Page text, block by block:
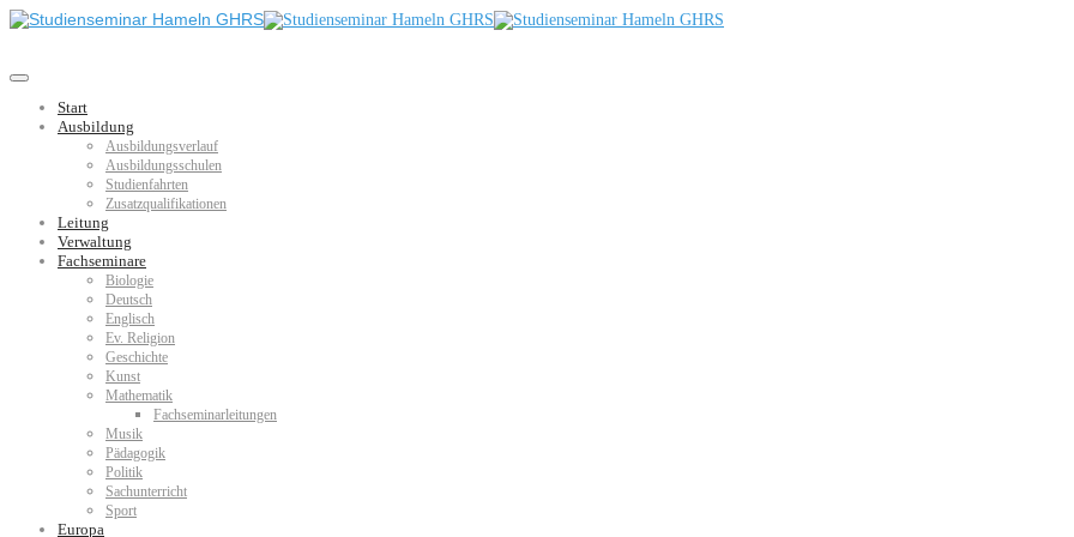
Start
Ausbildung
Ausbildungsverlauf
Ausbildungsschulen
Studienfahrten
Zusatzqualifikationen
Leitung
Verwaltung
Fachseminare
Biologie
Deutsch
Englisch
Ev. Religion
Geschichte
Kunst
Mathematik
Fachseminarleitungen
Musik
Pädagogik
Politik
Sachunterricht
Sport
Europa